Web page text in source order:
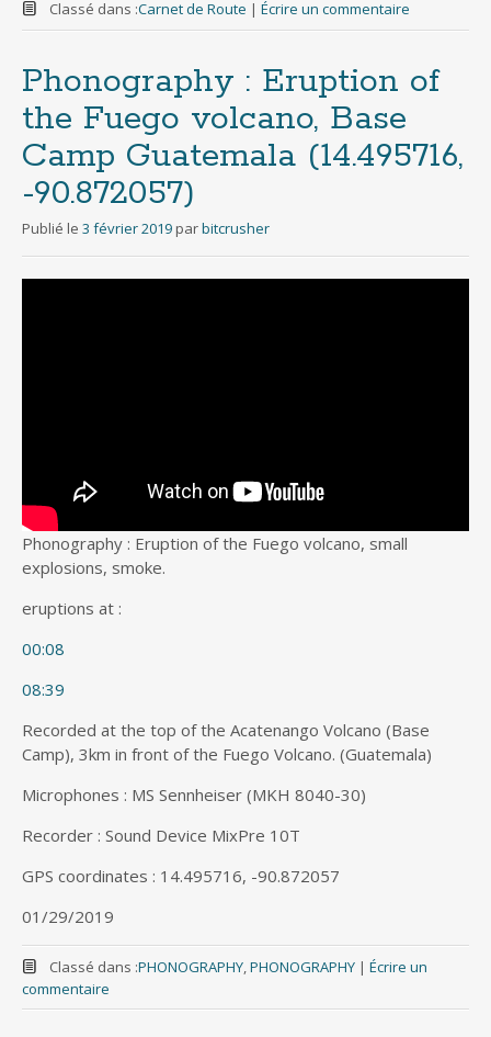
Classé dans :Carnet de Route | Écrire un commentaire
Phonography : Eruption of
the Fuego volcano, Base
Camp Guatemala (14.495716,
-90.872057)
Publié le 3 février 2019 parbitcrusher
Phonography : Eruption of the Fuego volcano, small
explosions, smoke.
eruptions at :
00:08
08:39
Recorded at the top of the Acatenango Volcano (Base
Camp), 3km in front of the Fuego Volcano. (Guatemala)
Microphones : MS Sennheiser (MKH 8040-30)
Recorder : Sound Device MixPre 10T
GPS coordinates : 14.495716, -90.872057
01/29/2019
Classé dans :PHONOGRAPHY, PHONOGRAPHY | Écrire un
commentaire